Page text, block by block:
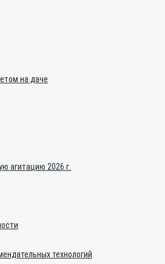
на даче
агитацию 2026 г.
технологий